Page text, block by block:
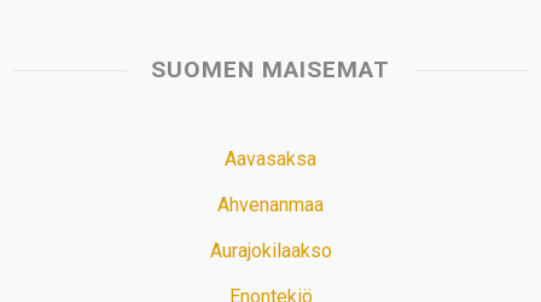
SUOMEN MAISEMAT
Aavasaksa
Ahvenanmaa
Aurajokilaakso
Enontekiö